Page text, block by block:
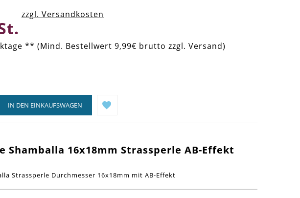
zzgl. Versandkosten
** (Mind. Bestellwert 9,99€ brutto zzgl. Versand)
IN DEN EINKAUFSWAGEN
Shamballa 16x18mm Strassperle AB-Effekt
Strassperle Durchmesser 16x18mm mit AB-Effekt